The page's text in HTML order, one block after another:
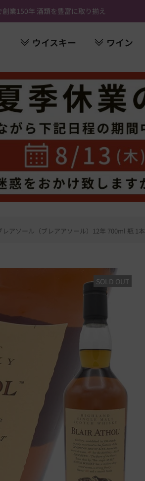
業150年 酒類を豊富に取り揃え
ウイスキー ワイン
アソール（ブレアアソール）12年 700ml 瓶 1本
SOLD OUT